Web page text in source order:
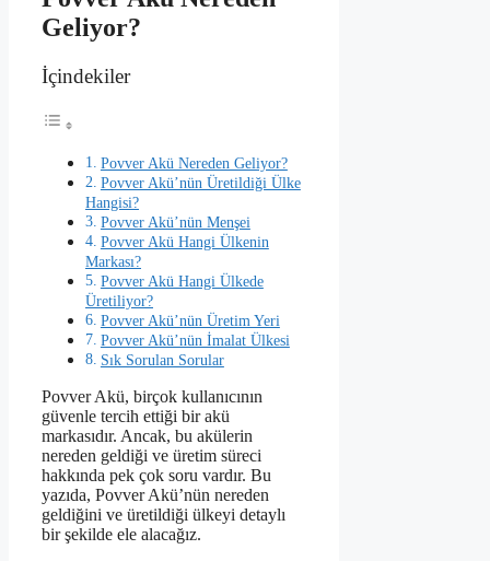
Geliyor?
İçindekiler
Povver Akü Nereden Geliyor?
Povver Akü’nün Üretildiği Ülke
Hangisi?
Povver Akü’nün Menşei
Povver Akü Hangi Ülkenin
Markası?
Povver Akü Hangi Ülkede
Üretiliyor?
Povver Akü’nün Üretim Yeri
Povver Akü’nün İmalat Ülkesi
Sık Sorulan Sorular
Povver Akü, birçok kullanıcının
güvenle tercih ettiği bir akü
markasıdır. Ancak, bu akülerin
nereden geldiği ve üretim süreci
hakkında pek çok soru vardır. Bu
yazıda, Povver Akü’nün nereden
geldiğini ve üretildiği ülkeyi detaylı
bir şekilde ele alacağız.